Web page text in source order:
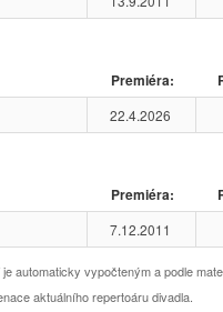
Premiéra:
22.4.2026
Premiéra:
7.12.2011
automaticky vypočteným a podle
aktuálního repertoáru divadla.